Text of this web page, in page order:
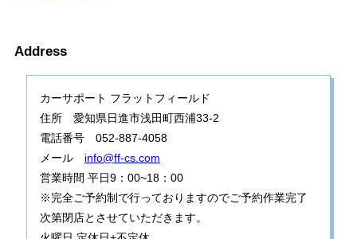
Address
カーサポート フラットフィールド
住所 愛知県日進市浅田町西浦33-2
電話番号 052-887-4058
メール info@ff-cs.com
営業時間 平日9：00~18：00
※完全ご予約制で行っておりますのでご予約作業完了
次第閉店とさせていただきます。